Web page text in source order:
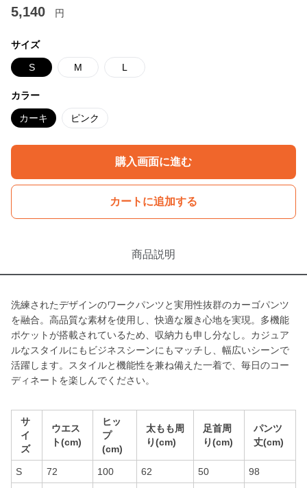
5,140 円
サイズ
S M L
カラー
カーキ ピンク
購入画面に進む
カートに追加する
商品説明
洗練されたデザインのワークパンツと実用性抜群のカーゴパンツ
を融合。高品質な素材を使用し、快適な履き心地を実現。多機能
ポケットが搭載されているため、収納力も申し分なし。カジュア
ルなスタイルにもビジネスシーンにもマッチし、幅広いシーンで
活躍します。スタイルと機能性を兼ね備えた一着で、毎日のコー
ディネートを楽しんでください。
サ
イ
ズ
ウエス
ト(cm)
ヒッ
プ
(cm)
太もも周
り(cm)
足首周
り(cm)
パンツ
丈(cm)
S 72 100 62 50 98